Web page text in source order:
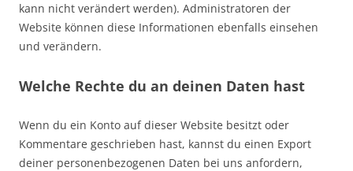
kann nicht verändert werden). Administratoren der
Website können diese Informationen ebenfalls einsehen
und verändern.
Welche Rechte du an deinen Daten hast
Wenn du ein Konto auf dieser Website besitzt oder
Kommentare geschrieben hast, kannst du einen Export
deiner personenbezogenen Daten bei uns anfordern,